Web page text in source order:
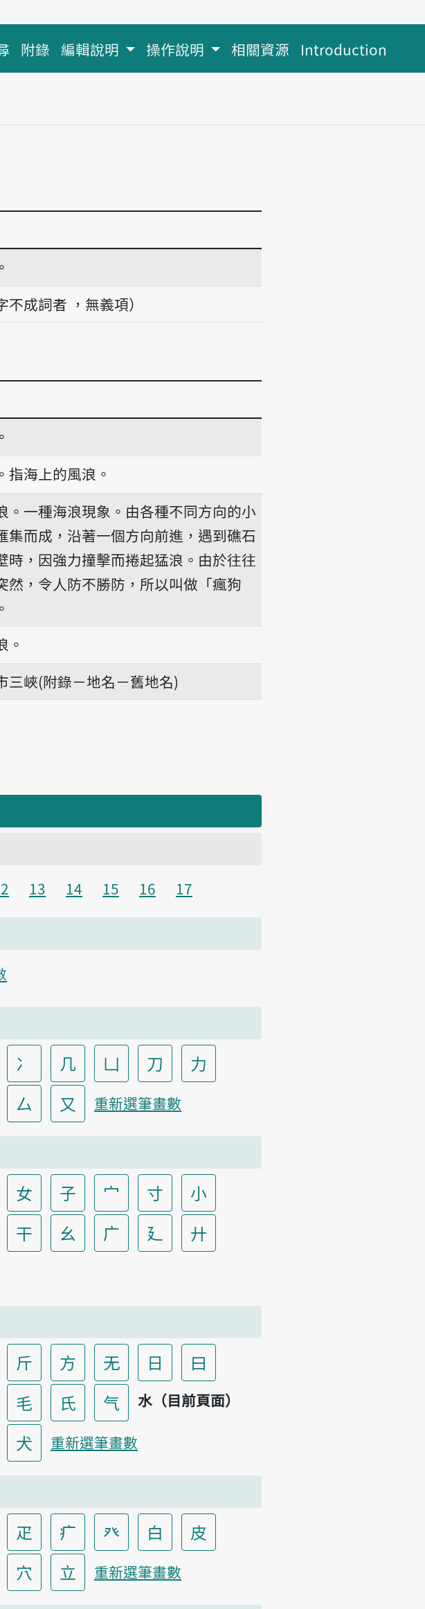
附錄 編輯說明 操作說明 相關資源 Introduction
不成詞者 ，無義項）
íng
指海上的風浪。
。一種海浪現象。由各種不同方向的小
集而成，沿著一個方向前進，遇到礁石
時，因強力撞擊而捲起猛浪。由於往往
然，令人防不勝防，所以叫做「瘋狗
。
三峽(附錄－地名－舊地名)
13 14 15 16 17
冫 几 凵 刀
力
厶 又 重新選筆畫數
女 子 宀 寸
小
干 幺 广 廴
廾
斤 方 无 日
曰
毛 氏 气 水（目前頁面）
犬 重新選筆畫數
疋 疒 癶 白
皮
穴 立 重新選筆畫數